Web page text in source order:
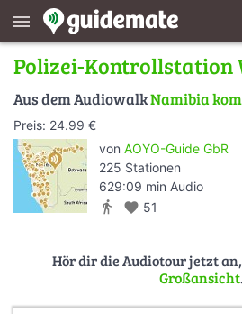
menu
Polizei-Kontrollstation
Aus dem AudiowalkNamibia
Preis: 24.99 €
von AOYO-Guide GbR
225 Stationen
629:09 min Audio
directions_walk favorite 51
Hör dir die Audiotour jetzt
Großansicht.